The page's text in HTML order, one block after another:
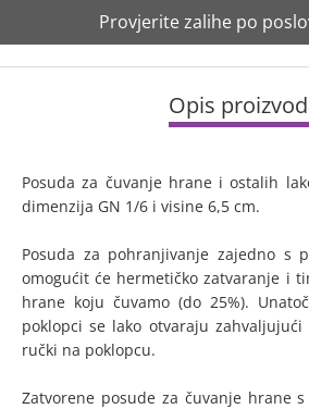
Provjerite zalihe po
Opis
Posuda za čuvanje hrane i ostalih
dimenzija GN 1/6 i visine 6,5 cm.
Posuda za pohranjivanje zajedno s
omogućit će hermetičko zatvaranje i
hrane koju čuvamo (do 25%).
poklopci se lako otvaraju
ručki na poklopcu.
Zatvorene posude za čuvanje hrane